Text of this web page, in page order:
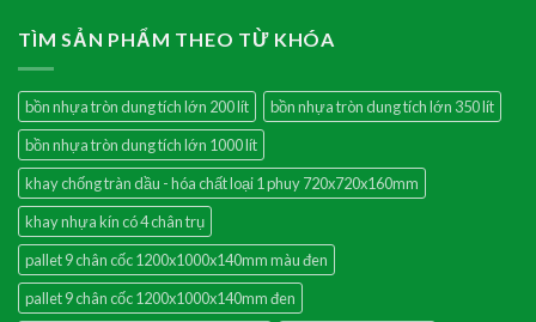
TÌM SẢN PHẨM THEO TỪ KHÓA
bồn nhựa tròn dung tích lớn 200 lít
bồn nhựa tròn dung tích lớn 350 lít
bồn nhựa tròn dung tích lớn 1000 lít
khay chống tràn dầu - hóa chất loại 1 phuy 720x720x160mm
khay nhựa kín có 4 chân trụ
pallet 9 chân cốc 1200x1000x140mm màu đen
pallet 9 chân cốc 1200x1000x140mm đen